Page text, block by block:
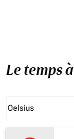
Le temps
Celsius
keyboard_arrow_down